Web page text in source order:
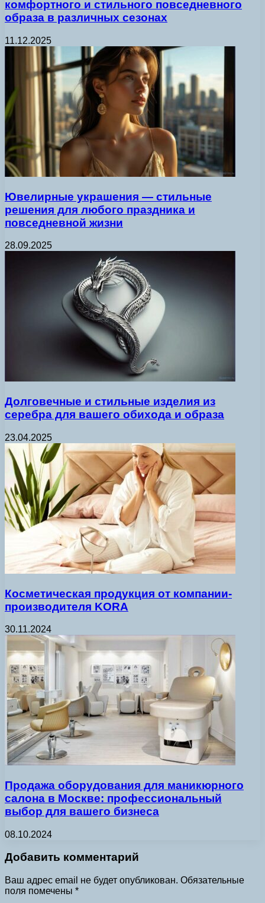
комфортного и стильного повседневного
образа в различных сезонах
11.12.2025
Ювелирные украшения — стильные
решения для любого праздника и
повседневной жизни
28.09.2025
Долговечные и стильные изделия из
серебра для вашего обихода и образа
23.04.2025
Косметическая продукция от компании-
производителя KORA
30.11.2024
Продажа оборудования для маникюрного
салона в Москве: профессиональный
выбор для вашего бизнеса
08.10.2024
Добавить комментарий
Ваш адрес email не будет опубликован. Обязательные
поля помечены *